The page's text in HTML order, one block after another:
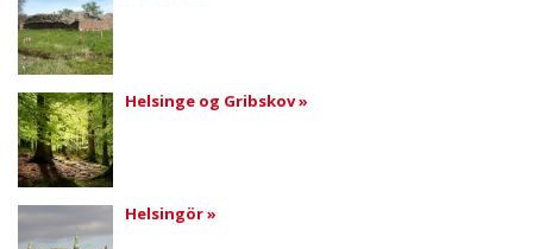
Helsinge og Gribskov »
Helsingör »